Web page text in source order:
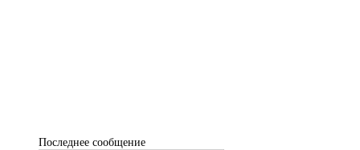
Последнее сообщение